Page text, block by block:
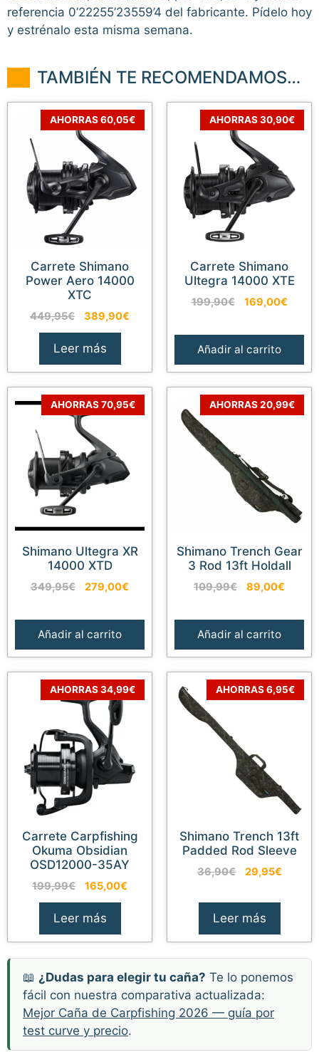
referencia 0’22255’23559’4 del fabricante. Pídelo hoy
y estrénalo esta misma semana.
TAMBIÉN TE RECOMENDAMOS…
AHORRAS 60,05€
Carrete Shimano
Power Aero 14000
XTC
449,95€
El
precio
original
449,95€.
389,90€
389,90€.
Leer más
AHORRAS 30,90€
Carrete Shimano
Ultegra 14000 XTE
199,90€
El
era:
169,00€El
Añadir al carrito
AHORRAS 70,95€
Shimano Ultegra XR
14000 XTD
349,95€
El
era:
279,00€
Añadir al carrito
AHORRAS 20,99€
Shimano Trench Gear
3 Rod 13ft Holdall
109,99€
El
era:
89,00€
Añadir al carrito
AHORRAS 34,99€
Carrete Carpfishing
Okuma Obsidian
OSD12000-35AY
199,99€
El
precio
original
199,99€.
165,00€
165,00€.
Leer más
AHORRAS 6,95€
Shimano Trench 13ft
Padded Rod Sleeve
36,90€
El
original
era:
29,95€El
Leer más
📖 ¿Dudas para elegir tu caña? Te lo ponemos
fácil con nuestra comparativa actualizada:
Mejor Caña de Carpfishing 2026 — guía por
test curve y precio.
579,95€
Añadir al carrito